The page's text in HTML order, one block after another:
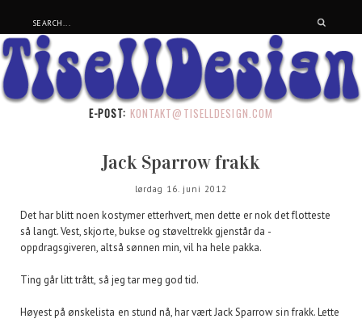
E-POST: KONTAKT@TISELLDESIGN.COM
Jack Sparrow frakk
lørdag 16. juni 2012
Det har blitt noen kostymer etterhvert, men dette er nok det flotteste
så langt. Vest, skjorte, bukse og støveltrekk gjenstår da -
oppdragsgiveren, altså sønnen min, vil ha hele pakka.
Ting går litt trått, så jeg tar meg god tid.
Høyest på ønskelista en stund nå, har vært Jack Sparrow sin frakk. Lette